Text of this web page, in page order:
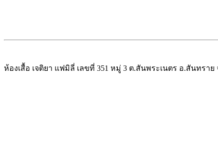
ห้องเสื้อ เจติยา แฟมิลี่ เลขที่ 351 หมู่ 3 ต.สันพระเนตร อ.สันทราย